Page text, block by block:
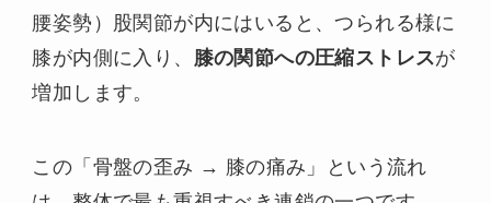
腰姿勢）股関節が内にはいると、つられる様に
膝が内側に入り、 膝の関節への圧縮ストレスが
増加します。
この「骨盤の歪み → 膝の痛み」という流れ